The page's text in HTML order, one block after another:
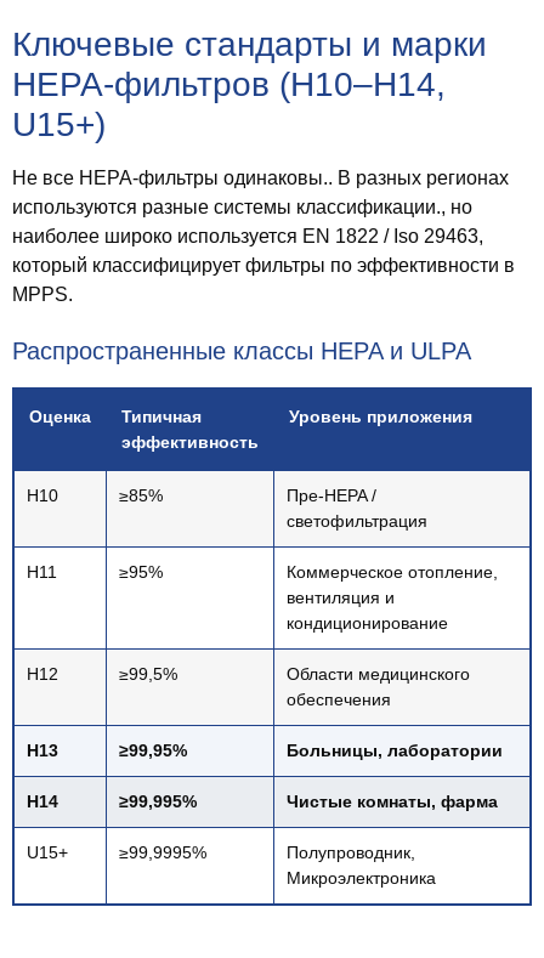
Ключевые стандарты и марки
HEPA-фильтров (Н10–Н14,
U15+)
Не все HEPA-фильтры одинаковы.. В разных регионах
используются разные системы классификации., но
наиболее широко используется EN 1822 / Iso 29463,
который классифицирует фильтры по эффективности в
MPPS.
Распространенные классы HEPA и ULPA
Оценка
Типичная
эффективность
Уровень приложения
Н10 ≥85%
Пре-HEPA /
светофильтрация
H11 ≥95%
Коммерческое отопление,
вентиляция и
кондиционирование
Н12 ≥99,5%
Области медицинского
обеспечения
H13 ≥99,95% Больницы, лаборатории
H14 ≥99,995% Чистые комнаты, фарма
U15+ ≥99,9995%
Полупроводник,
Микроэлектроника